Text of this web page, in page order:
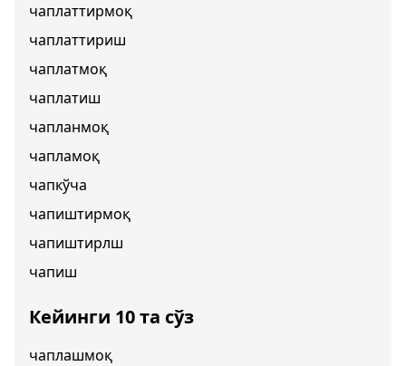
чаплаттирмоқ
чаплаттириш
чаплатмоқ
чаплатиш
чапланмоқ
чапламоқ
чапкўча
чапиштирмоқ
чапиштирлш
чапиш
Кейинги 10 та сўз
чаплашмоқ